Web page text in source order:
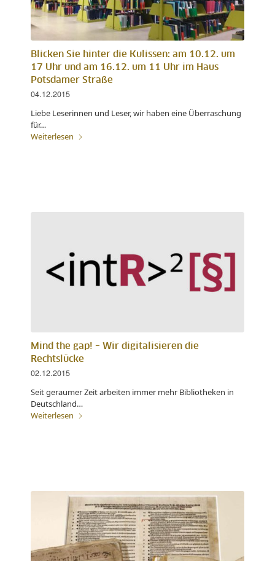
Blicken Sie hinter die Kulissen: am 10.12. um
17 Uhr und am 16.12. um 11 Uhr im Haus
Potsdamer Straße
04.12.2015
Liebe Leserinnen und Leser, wir haben eine Überraschung
für…
Weiterlesen
Mind the gap! – Wir digitalisieren die
Rechtslücke
02.12.2015
Seit geraumer Zeit arbeiten immer mehr Bibliotheken in
Deutschland…
Weiterlesen